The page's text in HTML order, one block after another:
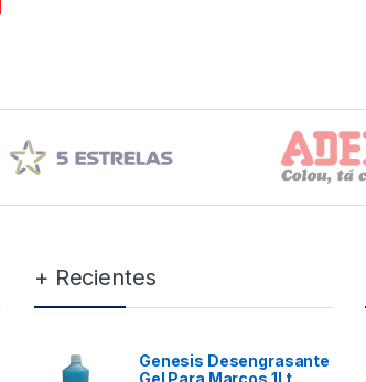
+ Recientes
Genesis Desengrasante
Gel Para Marcos 1Lt